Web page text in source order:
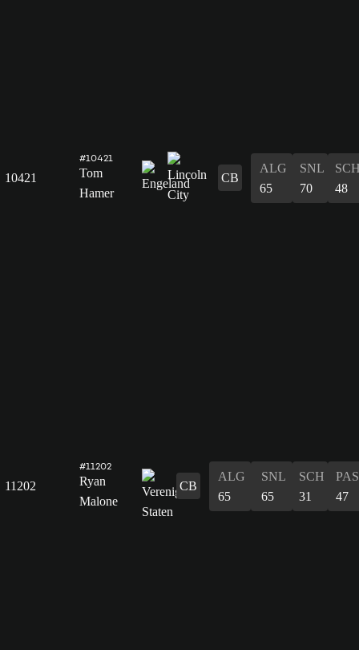
10421
#10421
Tom
Hamer
CB
ALG
65
SNL
70
48
11202
#11202
Ryan
Malone
CB
ALG
65
SNL
65
SCH
31
PAS
47